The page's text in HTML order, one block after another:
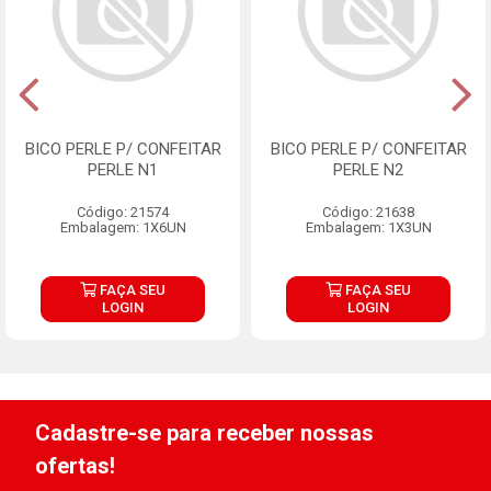
BICO PERLE P/ CONFEITAR
PERLE N1
Código: 21574
Embalagem: 1X6UN
FAÇA SEU
LOGIN
BICO PERLE P/ CONFEITAR
PERLE N2
Código: 21638
Embalagem: 1X3UN
FAÇA SEU
LOGIN
Cadastre-se para receber nossas
ofertas!